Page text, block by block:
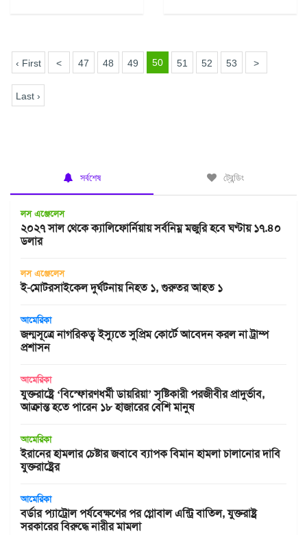
‹ First < 47 48 49 50 51 52 53 >
Last ›
সর্বশেষ ট্রেন্ডিং
লস এঞ্জেলেস
২০২৭ সাল থেকে ক্যালিফোর্নিয়ায় সর্বনিম্ন মজুরি হবে ঘণ্টায় ১৭.৪০
ডলার
লস এঞ্জেলেস
ই-মোটরসাইকেল দুর্ঘটনায় নিহত ১, গুরুতর আহত ১
আমেরিকা
জন্মসূত্রে নাগরিকত্ব ইস্যুতে সুপ্রিম কোর্টে আবেদন করল না ট্রাম্প
প্রশাসন
আমেরিকা
যুক্তরাষ্ট্রে ‘বিস্ফোরণধর্মী ডায়রিয়া’ সৃষ্টিকারী পরজীবীর প্রাদুর্ভাব,
আক্রান্ত হতে পারেন ১৮ হাজারের বেশি মানুষ
আমেরিকা
ইরানের হামলার চেষ্টার জবাবে ব্যাপক বিমান হামলা চালানোর দাবি
যুক্তরাষ্ট্রের
আমেরিকা
বর্ডার প্যাট্রোল পর্যবেক্ষণের পর গ্লোবাল এন্ট্রি বাতিল, যুক্তরাষ্ট্র
সরকারের বিরুদ্ধে নারীর মামলা